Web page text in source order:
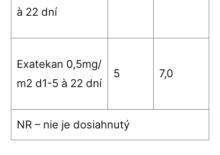
à 22 dní
Exatekan 0,5mg/
m2 d1-5 à 22 dní
5 7,0
NR – nie je dosiahnutý